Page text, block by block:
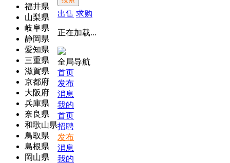
福井県
山梨県
岐阜県
静岡県
愛知県
三重県
滋賀県
京都府
大阪府
兵庫県
奈良県
和歌山県
鳥取県
島根県
岡山県
出售 求购
正在加载...
全局导航
首页
发布
消息
我的
首页
招聘
发布
消息
我的